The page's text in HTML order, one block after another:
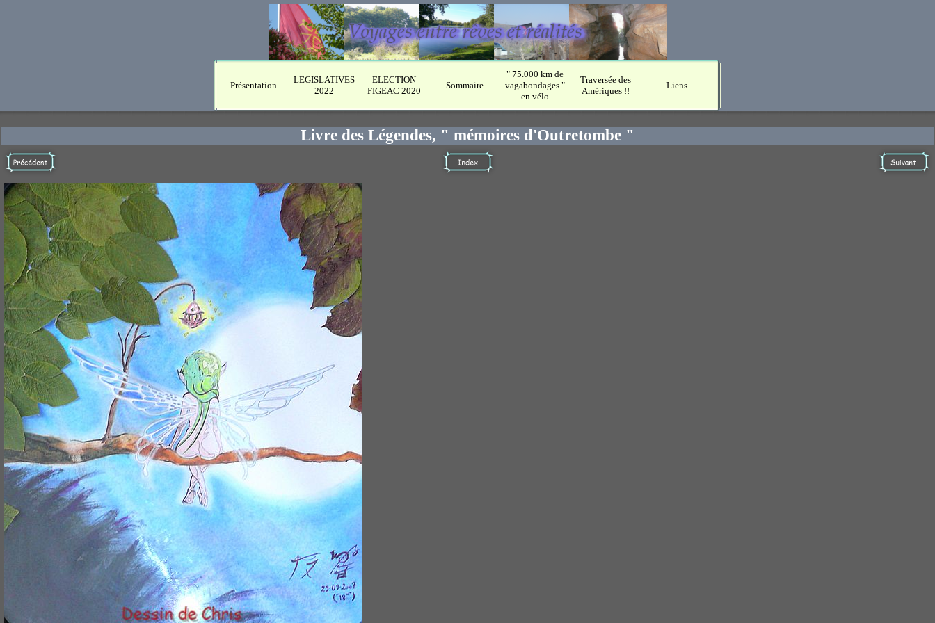
Présentation
LEGISLATIVES
2022
ELECTION
FIGEAC 2020
Sommaire
" 75.000 km de
vagabondages "
en vélo
Traversée des
Amériques !!
Liens
Livre des Légendes, " mémoires d'Outretombe "